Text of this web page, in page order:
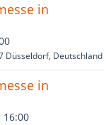
in
Düsseldorf, Deutschland
in
16:00